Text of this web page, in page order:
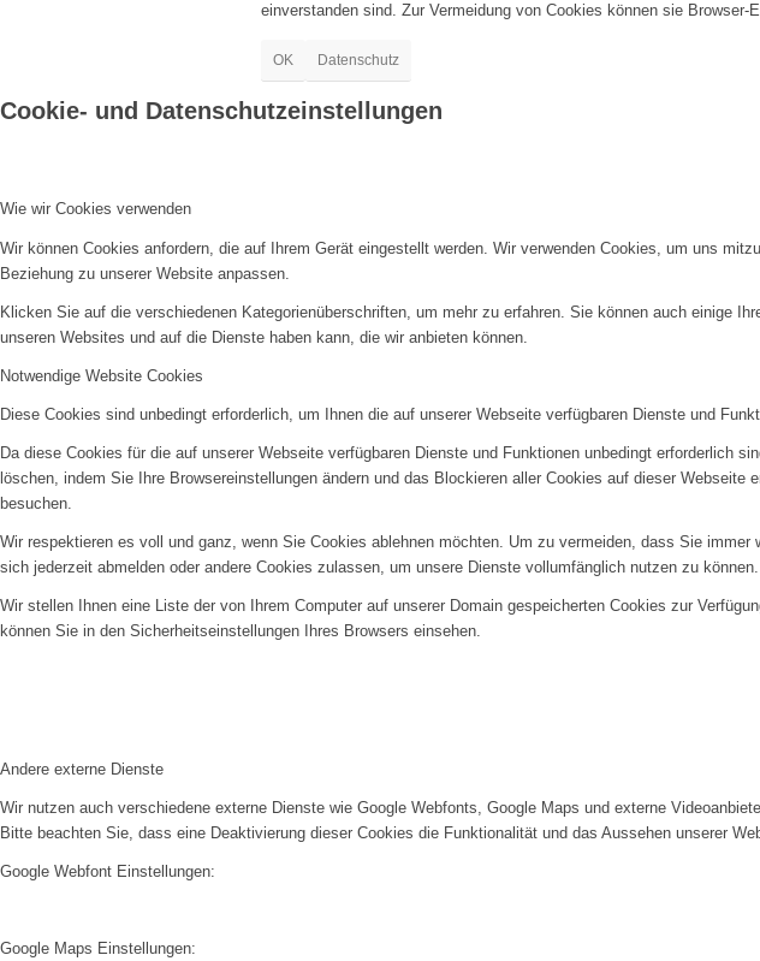
einverstanden sind. Zur Vermeidung von Cookies können sie Browser-
OK Datenschutz
Cookie- und Datenschutzeinstellungen
Wie wir Cookies verwenden
Wir können Cookies anfordern, die auf Ihrem Gerät eingestellt werden. Wir verwenden Cookies, um uns
Beziehung zu unserer Website anpassen.
Klicken Sie auf die verschiedenen Kategorienüberschriften, um mehr zu erfahren. Sie können auch einige
unseren Websites und auf die Dienste haben kann, die wir anbieten können.
Notwendige Website Cookies
Diese Cookies sind unbedingt erforderlich, um Ihnen die auf unserer Webseite verfügbaren Dienste und
Da diese Cookies für die auf unserer Webseite verfügbaren Dienste und Funktionen unbedingt erforderlich
löschen, indem Sie Ihre Browsereinstellungen ändern und das Blockieren aller Cookies auf dieser
besuchen.
Wir respektieren es voll und ganz, wenn Sie Cookies ablehnen möchten. Um zu vermeiden, dass Sie
sich jederzeit abmelden oder andere Cookies zulassen, um unsere Dienste vollumfänglich nutzen zu
Wir stellen Ihnen eine Liste der von Ihrem Computer auf unserer Domain gespeicherten Cookies zur
können Sie in den Sicherheitseinstellungen Ihres Browsers einsehen.
Andere externe Dienste
Wir nutzen auch verschiedene externe Dienste wie Google Webfonts, Google Maps und externe
Bitte beachten Sie, dass eine Deaktivierung dieser Cookies die Funktionalität und das Aussehen unserer
Google Webfont Einstellungen:
Google Maps Einstellungen: